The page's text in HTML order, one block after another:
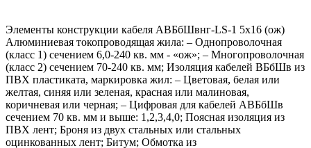
Элементы конструкции кабеля АВБбШвнг-LS-1 5х16 (ож)
Алюминиевая токопроводящая жила: – Однопроволочная
(класс 1) сечением 6,0-240 кв. мм - «ож»; – Многопроволочная
(класс 2) сечением 70-240 кв. мм; Изоляция кабелей ВБбШв из
ПВХ пластиката, маркировка жил: – Цветовая, белая или
желтая, синяя или зеленая, красная или малиновая,
коричневая или черная; – Цифровая для кабелей АВБбШв
сечением 70 кв. мм и выше: 1,2,3,4,0; Поясная изоляция из
ПВХ лент; Броня из двух стальных или стальных
оцинкованных лент; Битум; Обмотка из